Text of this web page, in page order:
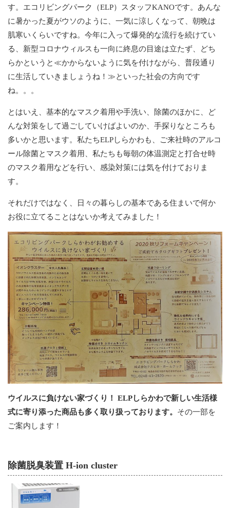
す。エコリビングパーク（ELP）スタッフKANOです。あんな
に暑かった夏がウソのように、一気に涼しくなって、朝晩は
肌寒いくらいですね。今年に入って爆発的な流行を続けてい
る、新型コロナウィルスも一向に終息の目途は立たず、どち
らかというと≪かからないように気を付けながら、普段通り
に生活していきましょうね！≫といった社会の方向です
ね。。。
とはいえ、基本的なマスク着用や手洗い、除菌のほかに、ど
んな対策をして過ごしていけばよいのか、手探りなところも
多いかと思います。私たちELPしらかわも、ご来社時のアルコ
ール除菌とマスク着用、私たちも毎朝の体温測定と打合せ時
のマスク着用などを行い、感染対策には気を付けておりま
す。
それだけではなく、日々の暮らしの基本である住まいで何か
お役に立てることはないか考えてみました！
ウイルスに負けない家づくり！ ELPしらかわで新しい生活様
式に寄り添った商品も多く取り扱っております。 その一部を
ご案内します！
除菌脱臭装置 H-ion cluster